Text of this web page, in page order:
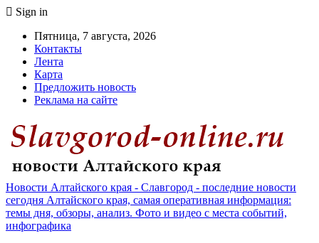
Sign in
Пятница, 7 августа, 2026
Контакты
Лента
Карта
Предложить новость
Реклама на сайте
Новости Алтайского края - Славгород - последние новости
сегодня Алтайского края, самая оперативная информация:
темы дня, обзоры, анализ. Фото и видео с места событий,
инфографика